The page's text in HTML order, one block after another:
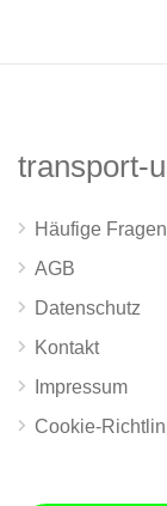
transport-
Häufige Fragen
AGB
Datenschutz
Kontakt
Impressum
Cookie-